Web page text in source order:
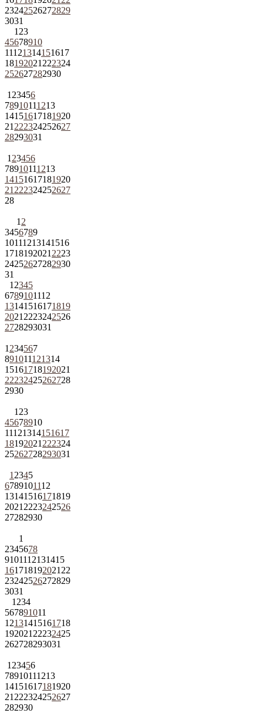
23242526272829
3031
1 23
45678910
11121314151617
18192021 222324
252627282930
1 23456
78910111213
14151617181920
21 222324252627
28293031
1 23456
78910111213
14151617181920
21 222324252627
28
1 2
3456789
10111213141516
1718192021 2223
24252627282930
31
1 2345
6789101112
13141516171819
2021 2223242526
2728293031
1 234567
891011121314
15161718192021
22232425262728
2930
1 23
45678910
11121314151617
18192021 222324
25262728293031
1 2345
6789101112
13141516171819
2021 2223242526
27282930
1
2345678
9101112131415
161718192021 22
23242526272829
3031
1 234
567891011
12131415161718
192021 22232425
262728293031
1 23456
78910111213
14151617181920
21 222324252627
282930